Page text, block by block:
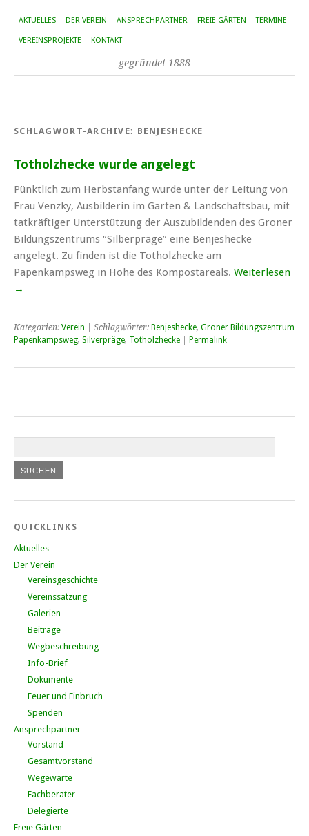
AKTUELLES DER VEREIN ANSPRECHPARTNER FREIE GÄRTEN TERMINE
VEREINSPROJEKTE KONTAKT
gegründet 1888
SCHLAGWORT-ARCHIVE: BENJESHECKE
Totholzhecke wurde angelegt
Pünktlich zum Herbstanfang wurde unter der Leitung von
Frau Venzky, Ausbilderin im Garten & Landschaftsbau, mit
tatkräftiger Unterstützung der Auszubildenden des Groner
Bildungszentrums “Silberpräge” eine Benjeshecke
angelegt. Zu finden ist die Totholzhecke am
Papenkampsweg in Höhe des Kompostareals. Weiterlesen
→
Kategorien: Verein | Schlagwörter: Benjeshecke, Groner Bildungszentrum
Papenkampsweg, Silverpräge, Totholzhecke Permalink
QUICKLINKS
Aktuelles
Der Verein
Vereinsgeschichte
Vereinssatzung
Galerien
Beiträge
Wegbeschreibung
Info-Brief
Dokumente
Feuer und Einbruch
Spenden
Ansprechpartner
Vorstand
Gesamtvorstand
Wegewarte
Fachberater
Delegierte
Freie Gärten